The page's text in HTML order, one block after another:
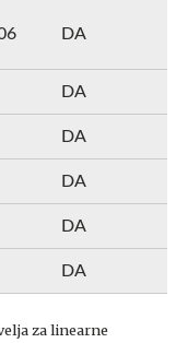
DA
DA
DA
DA
DA
DA
za linearne